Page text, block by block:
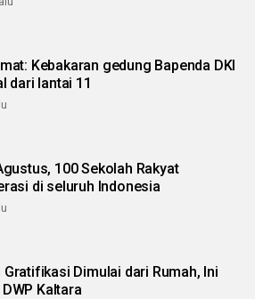
Kebakaran gedung Bapenda DKI
dari lantai 11
100 Sekolah Rakyat
di seluruh Indonesia
Gratifikasi Dimulai dari Rumah, Ini
Kaltara